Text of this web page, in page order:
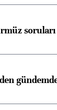
soruları